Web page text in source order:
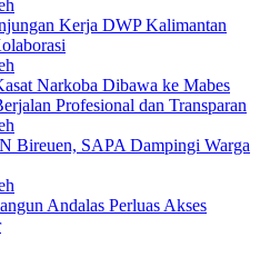
Kerja DWP Kalimantan
Narkoba Dibawa ke Mabes
Profesional dan Transparan
Bireuen, SAPA Dampingi Warga
Andalas Perluas Akses